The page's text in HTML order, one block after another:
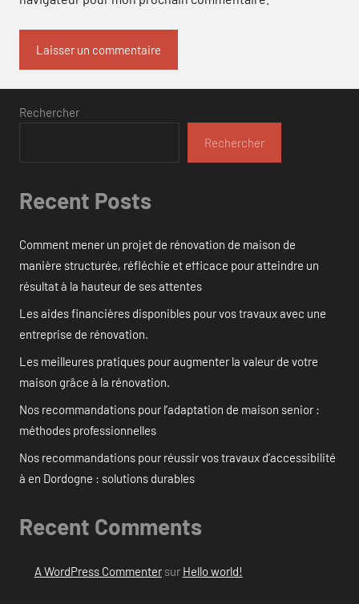
Rechercher
Rechercher
Recent Posts
Comment mener un projet de rénovation de maison de
manière structurée, réfléchie et efficace pour atteindre un
résultat à la hauteur de ses attentes
Les aides financières disponibles pour vos travaux avec une
entreprise de rénovation.
Les meilleures pratiques pour augmenter la valeur de votre
maison grâce à la rénovation.
Nos recommandations pour l’adaptation de maison senior :
méthodes professionnelles
Nos recommandations pour réussir vos travaux d’accessibilité
à en Dordogne : solutions durables
Recent Comments
A WordPress Commentersur Hello world!